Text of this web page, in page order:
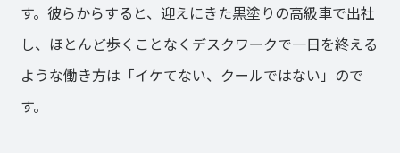
す。彼らからすると、迎えにきた黒塗りの高級車で出社
し、ほとんど歩くことなくデスクワークで一日を終える
ような働き方は「イケてない、クールではない」ので
す。